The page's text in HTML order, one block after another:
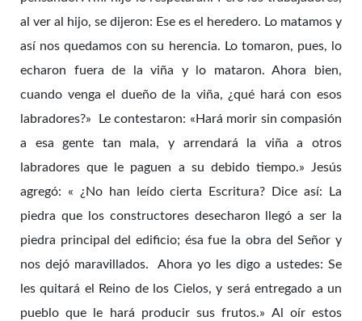
al ver al hijo, se dijeron: Ese es el heredero. Lo matamos y
así nos quedamos con su herencia. Lo tomaron, pues, lo
echaron fuera de la viña y lo mataron. Ahora bien,
cuando venga el dueño de la viña, ¿qué hará con esos
labradores?» Le contestaron: «Hará morir sin compasión
a esa gente tan mala, y arrendará la viña a otros
labradores que le paguen a su debido tiempo.» Jesús
agregó: « ¿No han leído cierta Escritura? Dice así: La
piedra que los constructores desecharon llegó a ser la
piedra principal del edificio; ésa fue la obra del Señor y
nos dejó maravillados. Ahora yo les digo a ustedes: Se
les quitará el Reino de los Cielos, y será entregado a un
pueblo que le hará producir sus frutos.» Al oír estos